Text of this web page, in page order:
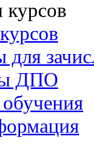
ДПО